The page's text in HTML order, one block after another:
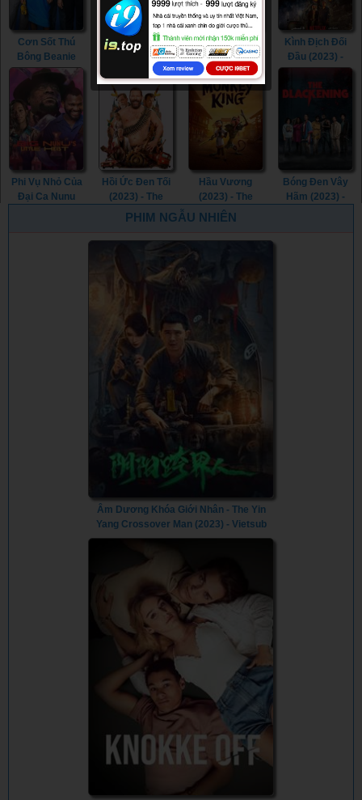
Cơn Sốt Thú
Bông Beanie
(2023) - The
Beanie Bubble
(2023)
Paint (2023) -
Paint (2023)
Tìm Nhà Cho
Boss (2023) -
My Heart Puppy
(2023)
Kình Địch Đối
Đầu (2023) -
(2023)
Phi Vụ Nhỏ Của
Đại Ca Nunu
Hồi Ức Đen Tối
(2023) - The
Machine (2023)
Hầu Vương
(2023) - The
Monkey King
Bóng Đen Vây
Hãm (2023) -
PHIM NGẪU NHIÊN
Âm Dương Khóa Giới Nhân - The Yin
Yang Crossover Man (2023) - Vietsub